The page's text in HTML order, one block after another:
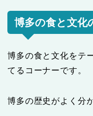
博多の食と文化
博多の食と文化をテ
てるコーナーです。
博多の歴史がよく分